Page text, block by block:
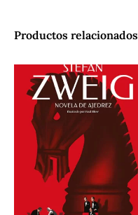
Productos relacionados